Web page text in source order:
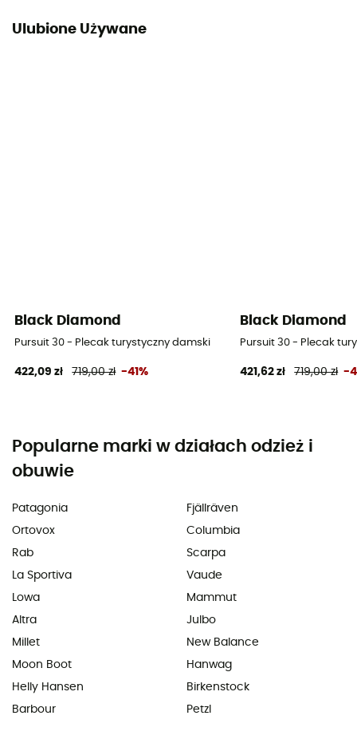
Ulubione Używane
Black Diamond
Pursuit 30 - Plecak turystyczny damski
422,09 zł 719,00 zł -41%
Black Diamond
Pursuit 30 - Plecak
421,62 zł 719,00 zł -
Popularne marki w działach odzież i
obuwie
Patagonia
Ortovox
Rab
La Sportiva
Lowa
Altra
Millet
Moon Boot
Helly Hansen
Barbour
Fjällräven
Columbia
Scarpa
Vaude
Mammut
Julbo
New Balance
Hanwag
Birkenstock
Petzl